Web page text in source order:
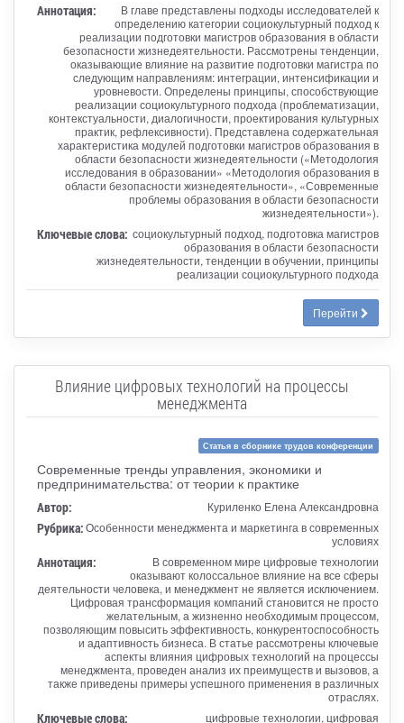
Аннотация:
В главе представлены подходы исследователей к
определению категории социокультурный подход к
реализации подготовки магистров образования в области
безопасности жизнедеятельности. Рассмотрены тенденции,
оказывающие влияние на развитие подготовки магистра по
следующим направлениям: интеграции, интенсификации и
уровневости. Определены принципы, способствующие
реализации социокультурного подхода (проблематизации,
контекстуальности, диалогичности, проектирования культурных
практик, рефлексивности). Представлена содержательная
характеристика модулей подготовки магистров образования в
области безопасности жизнедеятельности («Методология
исследования в образовании» «Методология образования в
области безопасности жизнедеятельности», «Современные
проблемы образования в области безопасности
жизнедеятельности»).
Ключевые слова: социокультурный подход, подготовка магистров
образования в области безопасности
жизнедеятельности, тенденции в обучении, принципы
реализации социокультурного подхода
Перейти
Влияние цифровых технологий на процессы
менеджмента
Статья в сборнике трудов конференции
Современные тренды управления, экономики и
предпринимательства: от теории к практике
Автор: Куриленко Елена Александровна
Рубрика:Особенности менеджмента и маркетинга в современных
условиях
Аннотация:
В современном мире цифровые технологии
оказывают колоссальное влияние на все сферы
деятельности человека, и менеджмент не является исключением.
Цифровая трансформация компаний становится не просто
желательным, а жизненно необходимым процессом,
позволяющим повысить эффективность, конкурентоспособность
и адаптивность бизнеса. В статье рассмотрены ключевые
аспекты влияния цифровых технологий на процессы
менеджмента, проведен анализ их преимуществ и вызовов, а
также приведены примеры успешного применения в различных
отраслях.
Ключевые слова:
цифровые технологии, цифровая